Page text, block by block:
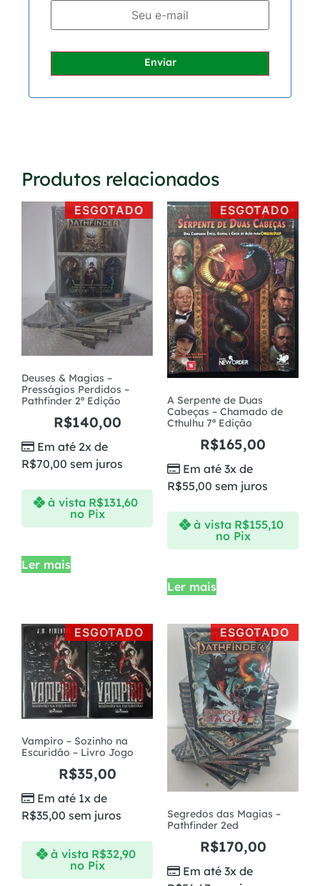
Enviar
Produtos relacionados
ESGOTADO
Deuses & Magias –
Presságios Perdidos –
Pathfinder 2ª Edição
R$140,00
Em até 2x de
R$70,00 sem juros
à vista R$131,60
no Pix
Ler mais
ESGOTADO
A Serpente de Duas
Cabeças – Chamado de
Cthulhu 7ª Edição
R$165,00
Em até 3x de
R$55,00 sem juros
à vista R$155,10
no Pix
Ler mais
ESGOTADO
Vampiro – Sozinho na
Escuridão – Livro Jogo
R$35,00
Em até 1x de
R$35,00 sem juros
à vista R$32,90
no Pix
ESGOTADO
Segredos das Magias –
Pathfinder 2ed
R$170,00
Em até 3x de